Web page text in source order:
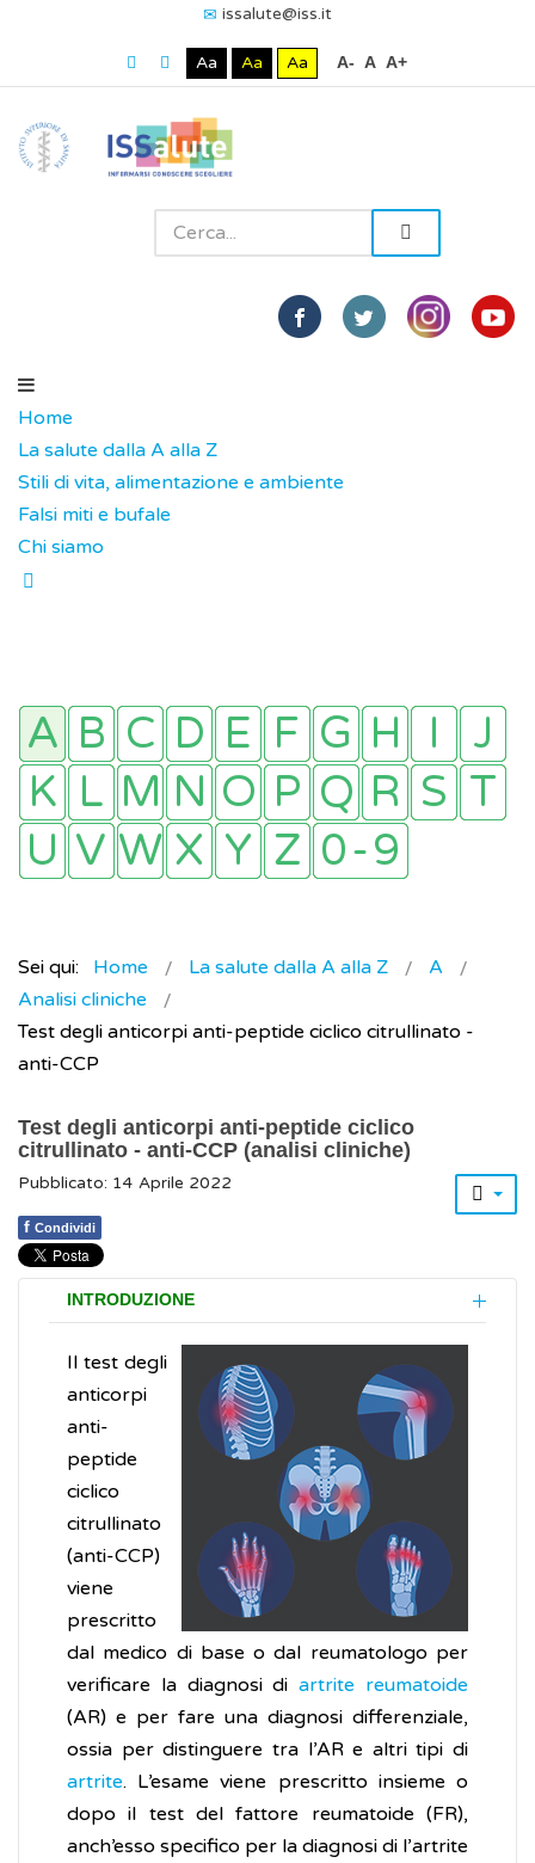
issalute@iss.it
Aa Aa Aa A- A A+
Home
La salute dalla A alla Z
Stili di vita, alimentazione e ambiente
Falsi miti e bufale
Chi siamo
Sei qui: Home La salute dalla A alla Z
A
Analisi cliniche
Test degli anticorpi anti-peptide ciclico citrullinato -
anti-CCP
Test degli anticorpi anti-peptide ciclico
citrullinato - anti-CCP (analisi cliniche)
Pubblicato: 14 Aprile 2022
f Condividi
INTRODUZIONE
Il test degli
anticorpi
anti-
peptide
ciclico
citrullinato
(anti-CCP)
viene
prescritto
dal medico di base o dal reumatologo per
verificare la diagnosi diartrite reumatoide
(AR) e per fare una diagnosi differenziale,
ossia per distinguere tra l’AR e altri tipi di
artrite. L’esame viene prescritto insieme o
dopo il test del fattore reumatoide (FR),
anch’esso specifico per la diagnosi di l’artrite